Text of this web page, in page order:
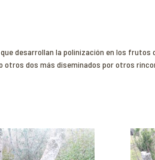
desarrollan la polinización en los
dos más diseminados por otros